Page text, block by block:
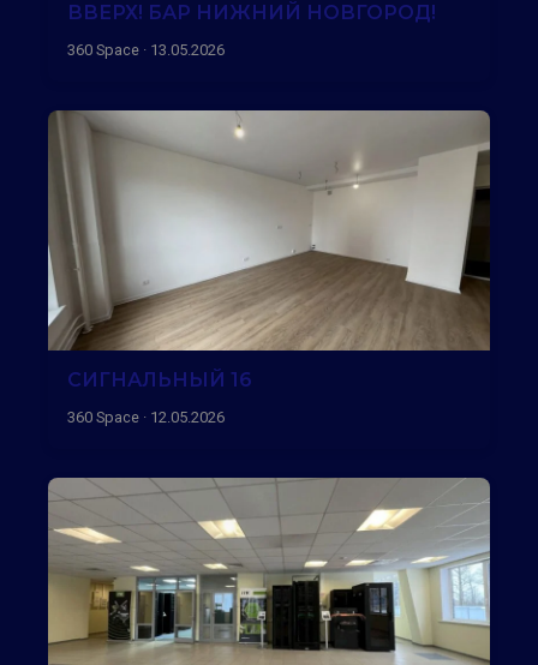
ВВЕРХ! БАР НИЖНИЙ НОВГОРОД!
360 Space · 13.05.2026
СИГНАЛЬНЫЙ 16
360 Space · 12.05.2026